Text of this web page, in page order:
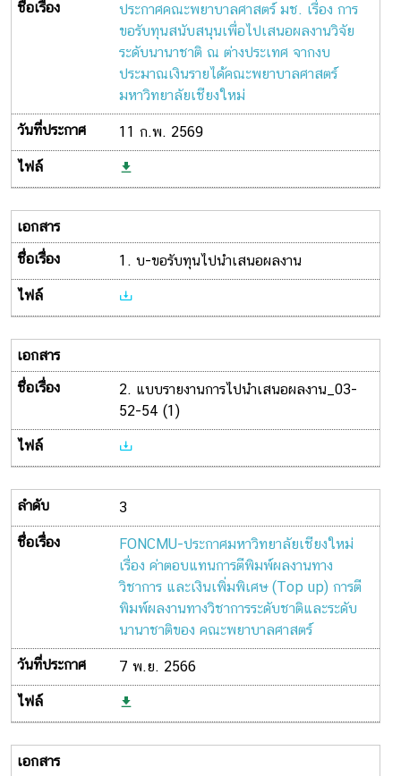
ประกาศคณะพยาบาลศาสตร์ มช. เรื่อง การ
ขอรับทุนสนับสนุนเพื่อไปเสนอผลงานวิจัย
ระดับนานาชาติ ณ ต่างประเทศ จากงบ
ประมาณเงินรายได้คณะพยาบาลศาสตร์
มหาวิทยาลัยเชียงใหม่
11 ก.พ. 2569
1. บ-ขอรับทุนไปนำเสนอผลงาน
2. แบบรายงานการไปนำเสนอผลงาน_03-
52-54 (1)
3
FONCMU-ประกาศมหาวิทยาลัยเชียงใหม่
เรื่อง ค่าตอบแทนการตีพิมพ์ผลงานทาง
วิชาการ และเงินเพิ่มพิเศษ (Top up) การตี
พิมพ์ผลงานทางวิชาการระดับชาติและระดับ
นานาชาติของ คณะพยาบาลศาสตร์
7 พ.ย. 2566